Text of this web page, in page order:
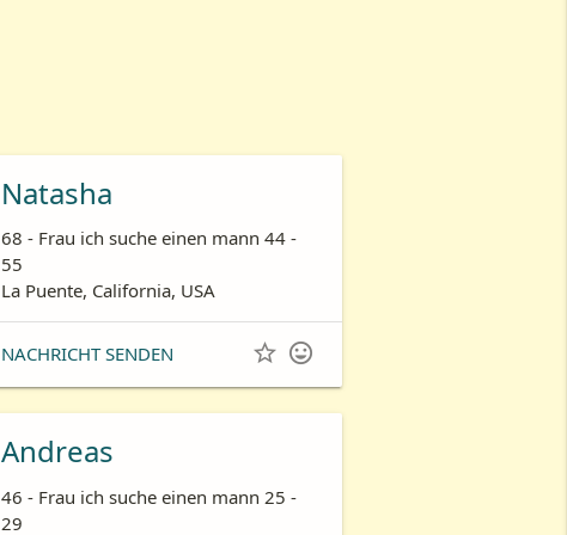
Natasha
68 - Frau ich suche einen mann 44 -
55
La Puente, California, USA
NACHRICHT SENDEN  
Andreas
46 - Frau ich suche einen mann 25 -
29